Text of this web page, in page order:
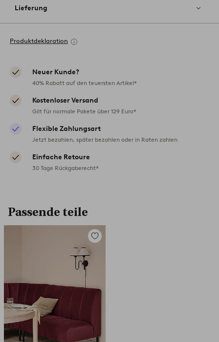
Lieferung
Produktdeklaration
Neuer Kunde?
40% Rabatt auf den teuersten Artikel*
Kostenloser Versand
Gilt für normale Pakete über 129 Euro*
Flexible Zahlungsart
Jetzt bezahlen, später bezahlen oder in Raten zahlen
Einfache Retoure
30 Tage Rückgaberecht*
Passende teile
Zu
hinzufügen